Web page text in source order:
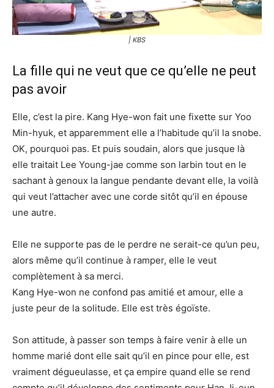
| KBS
La fille qui ne veut que ce qu’elle ne peut
pas avoir
Elle, c’est la pire. Kang Hye-won fait une fixette sur Yoo
Min-hyuk, et apparemment elle a l’habitude qu’il la snobe.
OK, pourquoi pas. Et puis soudain, alors que jusque là
elle traitait Lee Young-jae comme son larbin tout en le
sachant à genoux la langue pendante devant elle, la voilà
qui veut l’attacher avec une corde sitôt qu’il en épouse
une autre.
Elle ne supporte pas de le perdre ne serait-ce qu’un peu,
alors même qu’il continue à ramper, elle le veut
complètement à sa merci.
Kang Hye-won ne confond pas amitié et amour, elle a
juste peur de la solitude. Elle est très égoïste.
Son attitude, à passer son temps à faire venir à elle un
homme marié dont elle sait qu’il en pince pour elle, est
vraiment dégueulasse, et ça empire quand elle se rend